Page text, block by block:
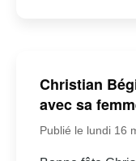
Christian
avec sa
Publié le lundi 16